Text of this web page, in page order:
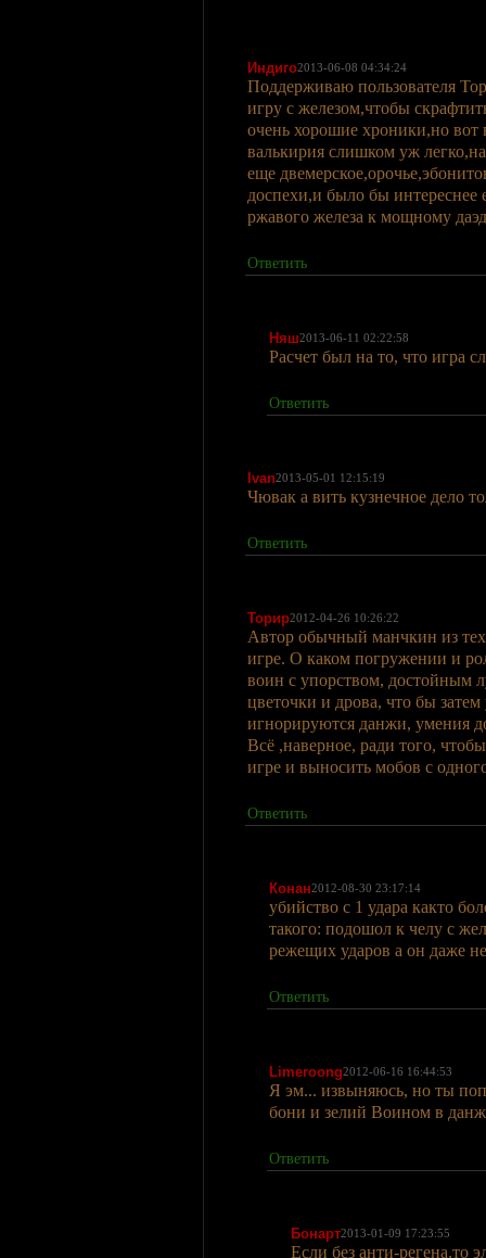
Индиго2013-06-08 04:34:24
Поддерживаю пользователя
игру с железом,чтобы
очень хорошие хроники,но вот
валькирия слишком уж
еще
доспехи,и было бы интереснее
ржавого железа к мощному
Ответить
Няш2013-06-11 02:22:58
Расчет был на то, что игра
Ответить
Ivan2013-05-01 12:15:19
Чювак а вить кузнечное дело
Ответить
Торир2012-04-26 10:26:22
Автор обычный манчкин из
игре. О каком погружении и
воин с упорством, достойным
цветочки и дрова, что бы
игнорируются данжи, умения
Всё ,наверное, ради того,
игре и выносить мобов с
Ответить
Конан2012-08-30 23:17:14
убийство с 1 удара както
такого: подошол к челу с
режещих ударов а он даже
Ответить
Limeroong2012-06-16 16:44:53
Я эм... извыняюсь, но ты
бони и зелий Воином в
Ответить
Бонарт2013-01-09 17:23:55
Если без анти-регена,то